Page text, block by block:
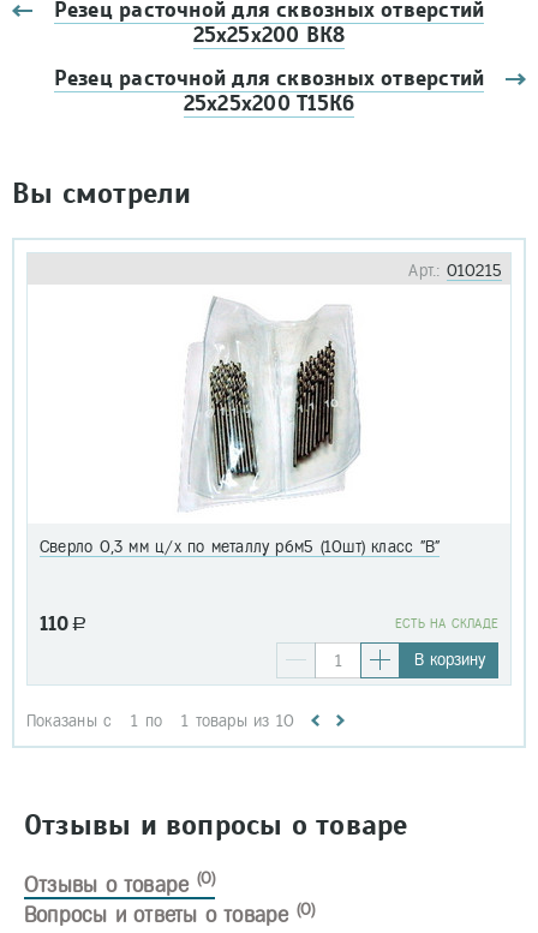
Резец расточной для сквозных отверстий
25х25х200 ВК8
Резец расточной для сквозных отверстий
25х25х200 Т15К6
Вы смотрели
Арт.: 010215
Сверло 0,3 мм ц/х по металлу р6м5 (10шт) класс "В"
110 a EСТЬ НА СКЛАДЕ
В корзину
Показаны с 1 по 1 товары из 10
Отзывы и вопросы о товаре
Отзывы о товаре (0)
Вопросы и ответы о товаре (0)